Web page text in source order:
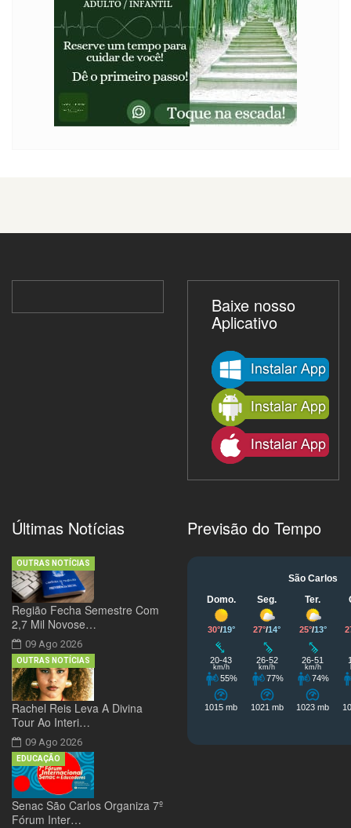
Baixe nosso
Aplicativo
Últimas Notícias
Região Fecha Semestre Com
2,7 Mil Novose…
09 Ago 2026
OUTRAS NOTÍCIAS
Rachel Reis Leva A Divina
Tour Ao Interi…
09 Ago 2026
OUTRAS NOTÍCIAS
Senac São Carlos Organiza 7º
Fórum Inter…
EDUCAÇÃO
Previsão do Tempo